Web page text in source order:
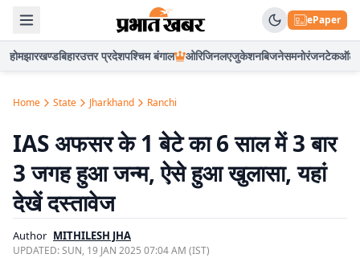
ePaper
होमझारखण्डबिहारउत्तर प्रदेशपश्चिम बंगाल ओरिजिनलएजुकेशनबिजनेसमनोरंजनटेकऑटो
Home State Jharkhand Ranchi
IAS अफसर के 1 बेटे का 6 साल में 3 बार
3 जगह हुआ जन्म, ऐसे हुआ खुलासा, यहां
देखें दस्तावेज
Author MITHILESH JHA
UPDATED:SUN, 19 JAN 2025 07:04 AM (IST)